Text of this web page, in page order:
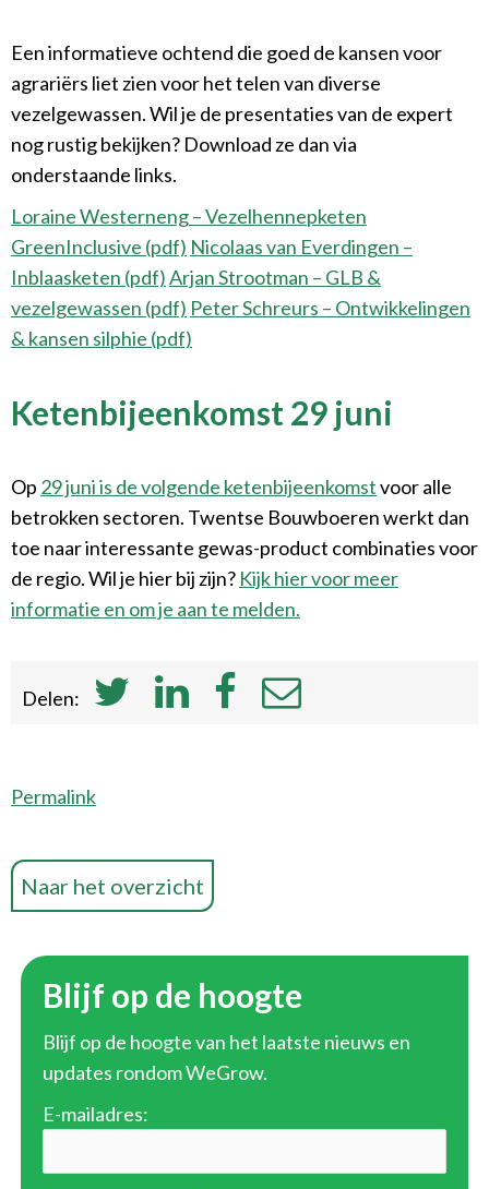
Een informatieve ochtend die goed de kansen voor
agrariërs liet zien voor het telen van diverse
vezelgewassen. Wil je de presentaties van de expert
nog rustig bekijken? Download ze dan via
onderstaande links.
Loraine Westerneng – Vezelhennepketen
GreenInclusive (pdf) Nicolaas van Everdingen –
Inblaasketen (pdf)Arjan Strootman – GLB &
vezelgewassen (pdf) Peter Schreurs – Ontwikkelingen
& kansen silphie (pdf)
Ketenbijeenkomst 29 juni
Op 29 juni is de volgende ketenbijeenkomstvoor alle
betrokken sectoren. Twentse Bouwboeren werkt dan
toe naar interessante gewas-product combinaties voor
de regio. Wil je hier bij zijn? Kijk hier voor meer
informatie en om je aan te melden.
Delen:
Permalink
Naar het overzicht
Blijf op de hoogte
Blijf op de hoogte van het laatste nieuws en
updates rondom WeGrow.
E-mailadres: